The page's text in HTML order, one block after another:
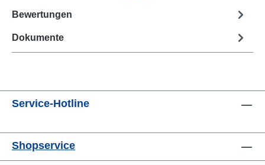
Bewertungen
Dokumente
Service-Hotline
Shopservice